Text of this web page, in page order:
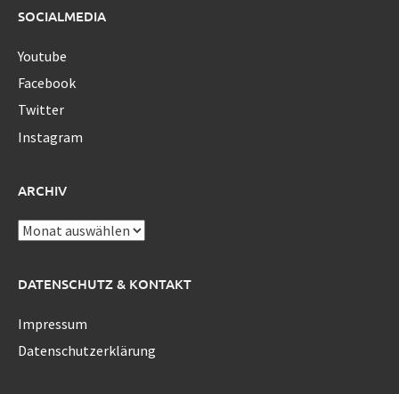
SOCIALMEDIA
Youtube
Facebook
Twitter
Instagram
ARCHIV
Archiv
DATENSCHUTZ & KONTAKT
Impressum
Datenschutzerklärung